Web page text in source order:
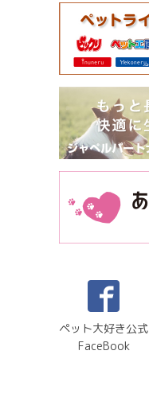
ペット大好き公式
FaceBook